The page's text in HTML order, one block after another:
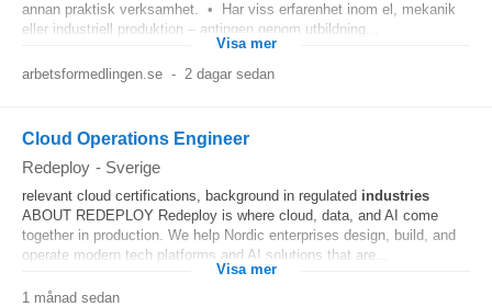
annan praktisk verksamhet. • Har viss erfarenhet inom el, mekanik
eller industriell produktion – antingen genom utbildning...
Visa mer
arbetsformedlingen.se - 2 dagar sedan
Cloud Operations Engineer
Redeploy - Sverige
relevant cloud certifications, background in regulated industries
ABOUT REDEPLOY Redeploy is where cloud, data, and AI come
together in production. We help Nordic enterprises design, build, and
operate modern tech platforms and AI solutions that are...
Visa mer
1 månad sedan